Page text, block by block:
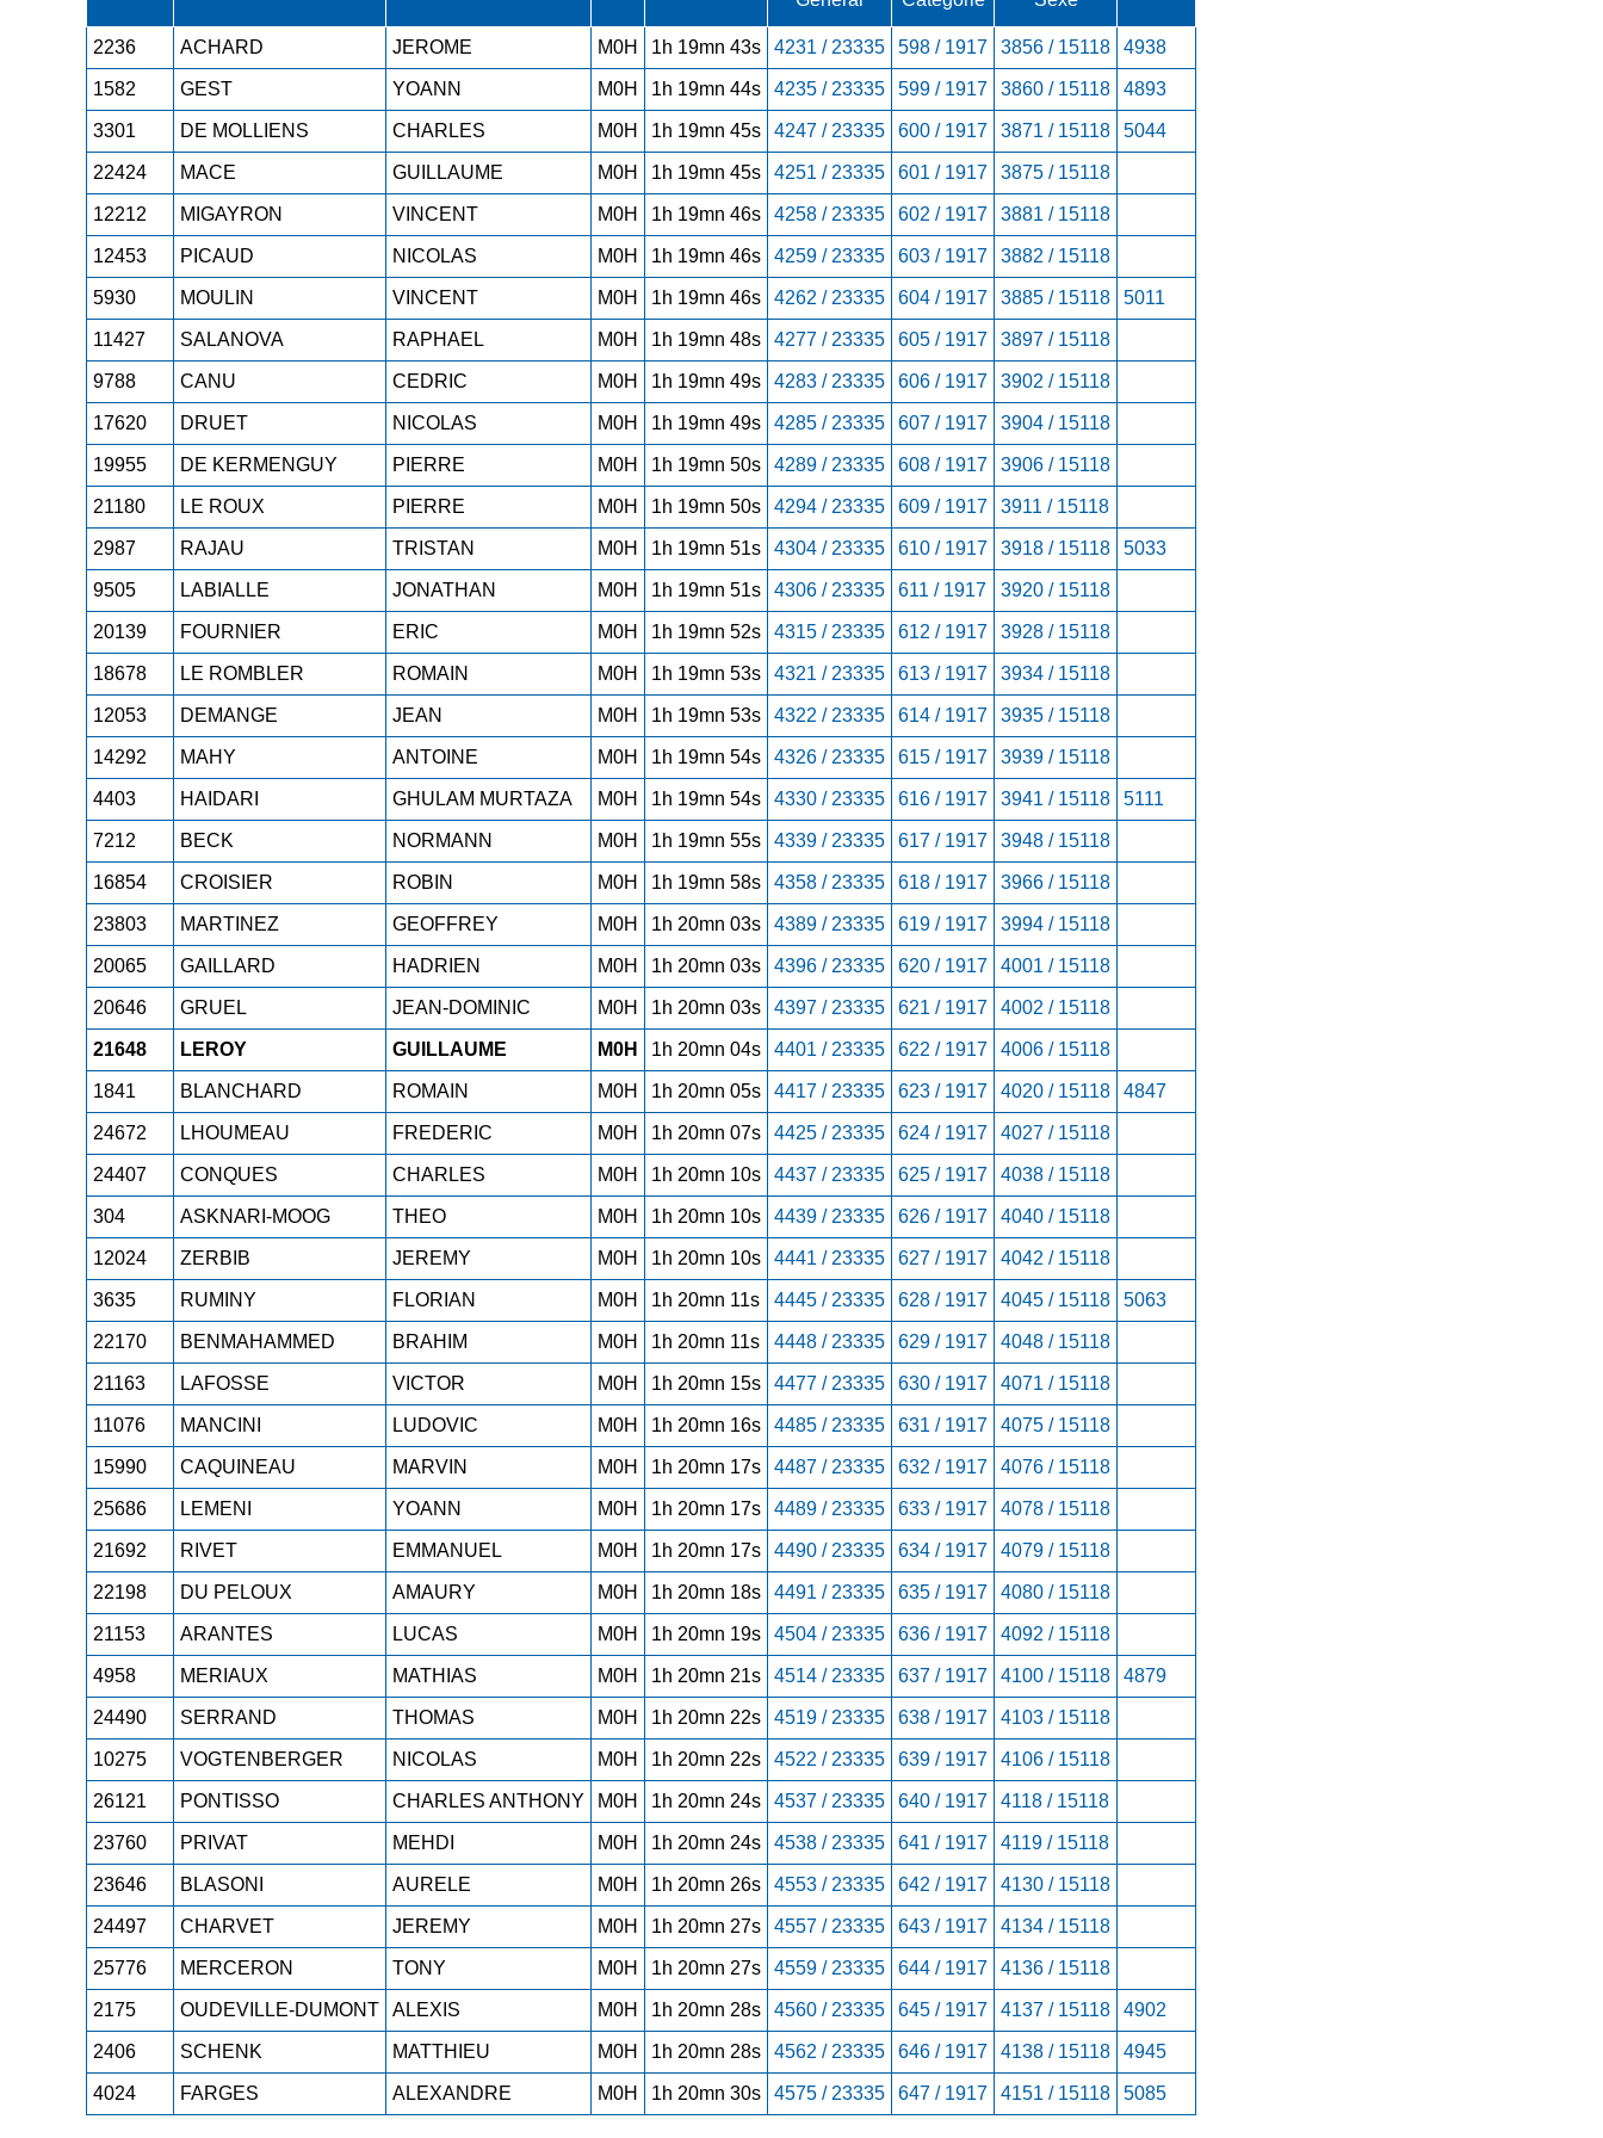
2236 ACHARD JEROME M0H 1h 19mn 43s 4231 / 23335 598 / 1917 3856 / 15118 4938
1582 GEST YOANN M0H 1h 19mn 44s 4235 / 23335 599 / 1917 3860 / 15118 4893
3301 DE MOLLIENS CHARLES M0H 1h 19mn 45s 4247 / 23335 600 / 1917 3871 / 15118 5044
22424 MACE GUILLAUME M0H 1h 19mn 45s 4251 / 23335 601 / 1917 3875 / 15118
12212 MIGAYRON VINCENT M0H 1h 19mn 46s 4258 / 23335 602 / 1917 3881 / 15118
12453 PICAUD NICOLAS M0H 1h 19mn 46s 4259 / 23335 603 / 1917 3882 / 15118
5930 MOULIN VINCENT M0H 1h 19mn 46s 4262 / 23335 604 / 1917 3885 / 15118 5011
11427 SALANOVA RAPHAEL M0H 1h 19mn 48s 4277 / 23335 605 / 1917 3897 / 15118
9788 CANU CEDRIC M0H 1h 19mn 49s 4283 / 23335 606 / 1917 3902 / 15118
17620 DRUET NICOLAS M0H 1h 19mn 49s 4285 / 23335 607 / 1917 3904 / 15118
19955 DE KERMENGUY PIERRE M0H 1h 19mn 50s 4289 / 23335 608 / 1917 3906 / 15118
21180 LE ROUX PIERRE M0H 1h 19mn 50s 4294 / 23335 609 / 1917 3911 / 15118
2987 RAJAU TRISTAN M0H 1h 19mn 51s 4304 / 23335 610 / 1917 3918 / 15118 5033
9505 LABIALLE JONATHAN M0H 1h 19mn 51s 4306 / 23335 611 / 1917 3920 / 15118
20139 FOURNIER ERIC M0H 1h 19mn 52s 4315 / 23335 612 / 1917 3928 / 15118
18678 LE ROMBLER ROMAIN M0H 1h 19mn 53s 4321 / 23335 613 / 1917 3934 / 15118
12053 DEMANGE JEAN M0H 1h 19mn 53s 4322 / 23335 614 / 1917 3935 / 15118
14292 MAHY ANTOINE M0H 1h 19mn 54s 4326 / 23335 615 / 1917 3939 / 15118
4403 HAIDARI GHULAM MURTAZA M0H 1h 19mn 54s 4330 / 23335 616 / 1917 3941 / 15118 5111
7212 BECK NORMANN M0H 1h 19mn 55s 4339 / 23335 617 / 1917 3948 / 15118
16854 CROISIER ROBIN M0H 1h 19mn 58s 4358 / 23335 618 / 1917 3966 / 15118
23803 MARTINEZ GEOFFREY M0H 1h 20mn 03s 4389 / 23335 619 / 1917 3994 / 15118
20065 GAILLARD HADRIEN M0H 1h 20mn 03s 4396 / 23335 620 / 1917 4001 / 15118
20646 GRUEL JEAN-DOMINIC M0H 1h 20mn 03s 4397 / 23335 621 / 1917 4002 / 15118
21648 LEROY GUILLAUME M0H 1h 20mn 04s 4401 / 23335 622 / 1917 4006 / 15118
1841 BLANCHARD ROMAIN M0H 1h 20mn 05s 4417 / 23335 623 / 1917 4020 / 15118 4847
24672 LHOUMEAU FREDERIC M0H 1h 20mn 07s 4425 / 23335 624 / 1917 4027 / 15118
24407 CONQUES CHARLES M0H 1h 20mn 10s 4437 / 23335 625 / 1917 4038 / 15118
304 ASKNARI-MOOG THEO M0H 1h 20mn 10s 4439 / 23335 626 / 1917 4040 / 15118
12024 ZERBIB JEREMY M0H 1h 20mn 10s 4441 / 23335 627 / 1917 4042 / 15118
3635 RUMINY FLORIAN M0H 1h 20mn 11s 4445 / 23335 628 / 1917 4045 / 15118 5063
22170 BENMAHAMMED BRAHIM M0H 1h 20mn 11s 4448 / 23335 629 / 1917 4048 / 15118
21163 LAFOSSE VICTOR M0H 1h 20mn 15s 4477 / 23335 630 / 1917 4071 / 15118
11076 MANCINI LUDOVIC M0H 1h 20mn 16s 4485 / 23335 631 / 1917 4075 / 15118
15990 CAQUINEAU MARVIN M0H 1h 20mn 17s 4487 / 23335 632 / 1917 4076 / 15118
25686 LEMENI YOANN M0H 1h 20mn 17s 4489 / 23335 633 / 1917 4078 / 15118
21692 RIVET EMMANUEL M0H 1h 20mn 17s 4490 / 23335 634 / 1917 4079 / 15118
22198 DU PELOUX AMAURY M0H 1h 20mn 18s 4491 / 23335 635 / 1917 4080 / 15118
21153 ARANTES LUCAS M0H 1h 20mn 19s 4504 / 23335 636 / 1917 4092 / 15118
4958 MERIAUX MATHIAS M0H 1h 20mn 21s 4514 / 23335 637 / 1917 4100 / 15118 4879
24490 SERRAND THOMAS M0H 1h 20mn 22s 4519 / 23335 638 / 1917 4103 / 15118
10275 VOGTENBERGER NICOLAS M0H 1h 20mn 22s 4522 / 23335 639 / 1917 4106 / 15118
26121 PONTISSO CHARLES ANTHONY M0H 1h 20mn 24s 4537 / 23335 640 / 1917 4118 / 15118
23760 PRIVAT MEHDI M0H 1h 20mn 24s 4538 / 23335 641 / 1917 4119 / 15118
23646 BLASONI AURELE M0H 1h 20mn 26s 4553 / 23335 642 / 1917 4130 / 15118
24497 CHARVET JEREMY M0H 1h 20mn 27s 4557 / 23335 643 / 1917 4134 / 15118
25776 MERCERON TONY M0H 1h 20mn 27s 4559 / 23335 644 / 1917 4136 / 15118
2175 OUDEVILLE-DUMONT ALEXIS M0H 1h 20mn 28s 4560 / 23335 645 / 1917 4137 / 15118 4902
2406 SCHENK MATTHIEU M0H 1h 20mn 28s 4562 / 23335 646 / 1917 4138 / 15118 4945
4024 FARGES ALEXANDRE M0H 1h 20mn 30s 4575 / 23335 647 / 1917 4151 / 15118 5085